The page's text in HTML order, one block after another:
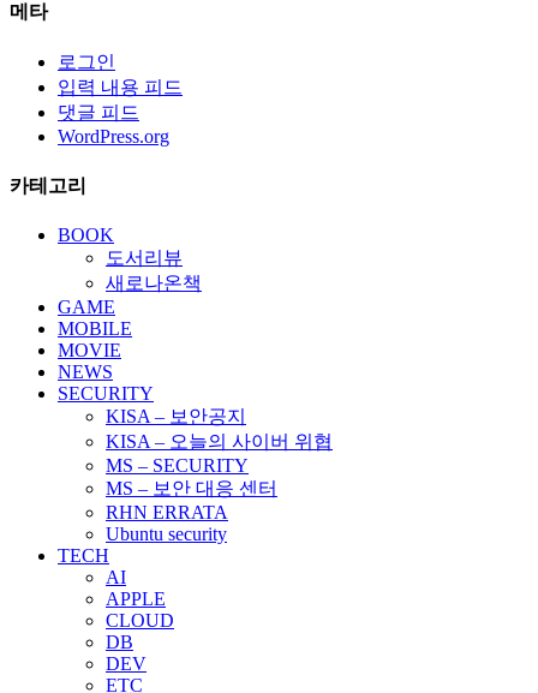
메타
로그인
입력 내용 피드
댓글 피드
WordPress.org
카테고리
BOOK
도서리뷰
새로나온책
GAME
MOBILE
MOVIE
NEWS
SECURITY
KISA – 보안공지
KISA – 오늘의 사이버 위협
MS – SECURITY
MS – 보안 대응 센터
RHN ERRATA
Ubuntu security
TECH
AI
APPLE
CLOUD
DB
DEV
ETC